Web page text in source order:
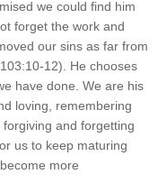
we could find him
forget the work and
our sins as far from
12). He chooses
have done. We are his
loving, remembering
and forgetting
us to keep maturing
more